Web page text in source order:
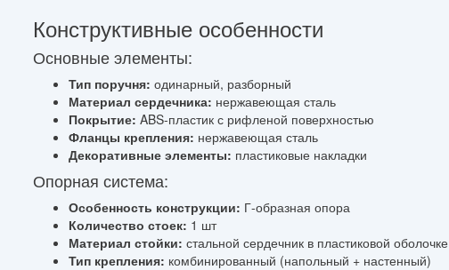
Конструктивные особенности
Основные элементы:
Тип поручня: одинарный, разборный
Материал сердечника: нержавеющая сталь
Покрытие: ABS-пластик с рифленой поверхностью
Фланцы крепления: нержавеющая сталь
Декоративные элементы: пластиковые накладки
Опорная система:
Особенность конструкции: Г-образная опора
Количество стоек: 1 шт
Материал стойки: стальной сердечник в пластиковой оболочке
Тип крепления: комбинированный (напольный + настенный)